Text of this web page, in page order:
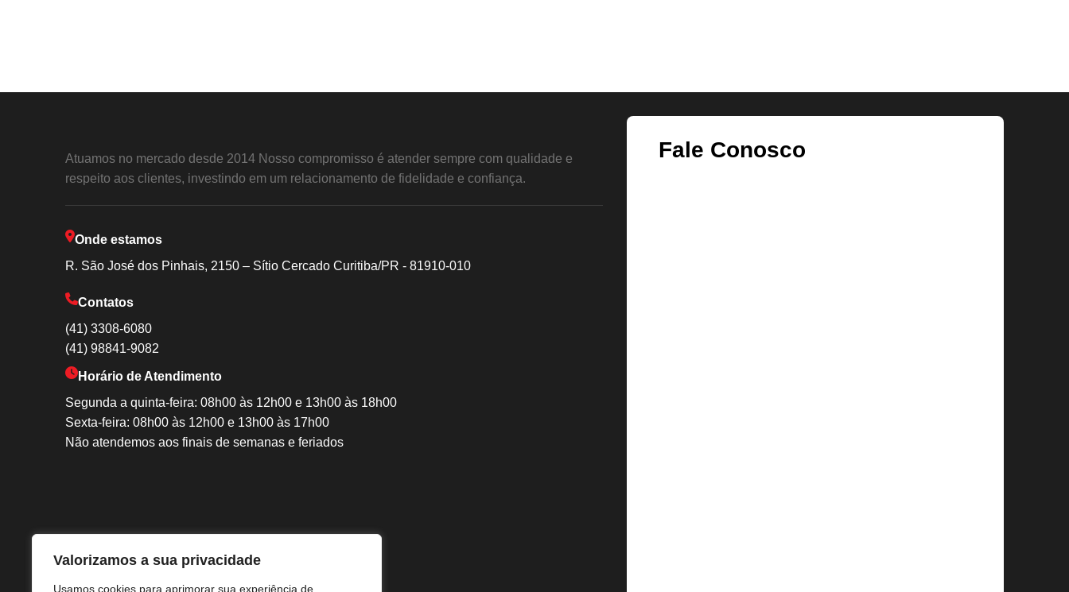
Valorizamos a sua privacidade
Usamos cookies para aprimorar sua experiência de
Atuamos no mercado desde 2014 Nosso compromisso é atender sempre com qualidade e
respeito aos clientes, investindo em um relacionamento de fidelidade e confiança.
Onde estamos
R. São José dos Pinhais, 2150 – Sítio Cercado Curitiba/PR - 81910-010
Contatos
(41) 3308-6080
(41) 98841-9082
Horário de Atendimento
Segunda a quinta-feira: 08h00 às 12h00 e 13h00 às 18h00
Sexta-feira: 08h00 às 12h00 e 13h00 às 17h00
Não atendemos aos finais de semanas e feriados
Fale Conosco